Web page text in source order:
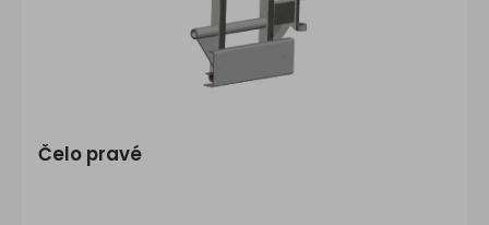
Čelo pravé